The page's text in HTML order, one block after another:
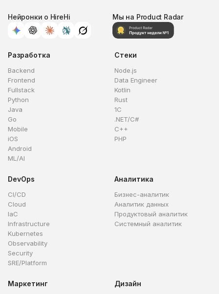
Нейронки о HireHi Мы на Product Radar
Разработка
Backend
Frontend
Fullstack
Python
Java
Go
Mobile
iOS
Android
ML/AI
Стеки
Node.js
Data Engineer
Kotlin
Rust
1C
.NET/C#
C++
PHP
DevOps
CI/CD
Cloud
IaC
Infrastructure
Kubernetes
Observability
Security
SRE/Platform
Аналитика
Бизнес-аналитик
Аналитик данных
Продуктовый аналитик
Системный аналитик
Маркетинг Дизайн